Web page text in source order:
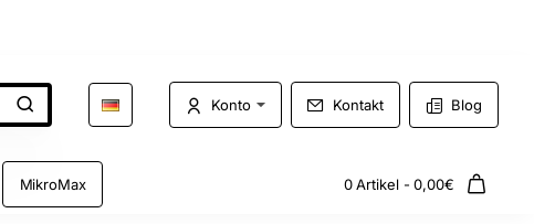
Konto Kontakt Blog
MikroMax 0 Artikel - 0,00€